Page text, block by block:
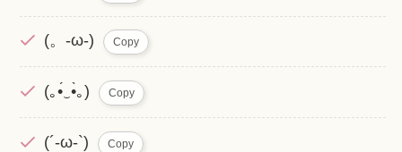
(。-ω-) Copy
(｡•́‿•̀｡) Copy
(´-ω-`) Copy